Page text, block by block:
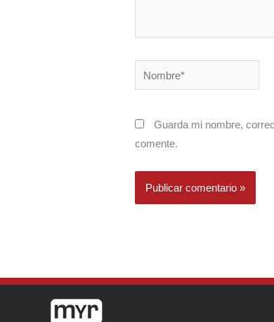
Nombre*
Guarda mi nombre,
comente.